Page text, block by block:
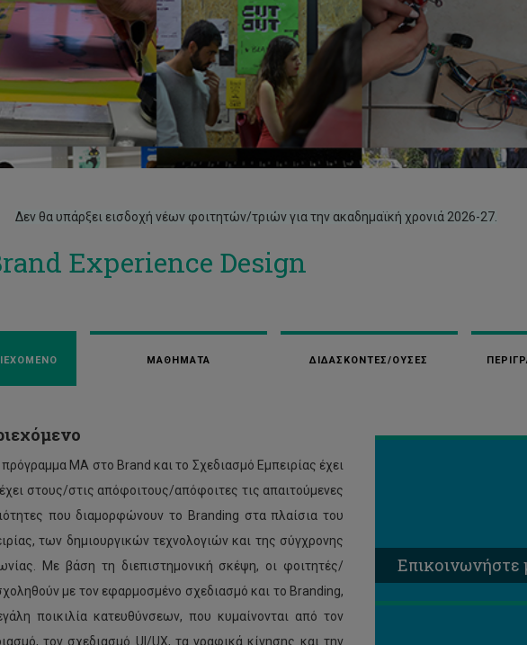
Δεν θα υπάρξει εισδοχή νέων φοιτητών/τριών για την ακαδημαϊκή χρονιά 2026-27.
Experience Design
ΜΑΘΗΜΑΤΑ ΔΙΔΑΣΚΟΝΤΕΣ/ΟΥΣΕΣ
Επικοινωνήστε
MA στο Brand και το Σχεδιασμό Εμπειρίας έχει
στους/στις απόφοιτους/απόφοιτες τις απαιτούμενες
που διαμορφώνουν το Branding στα πλαίσια του
των δημιουργικών τεχνολογιών και της σύγχρονης
Με βάση τη διεπιστημονική σκέψη, οι φοιτητές/
με τον εφαρμοσμένο σχεδιασμό και το Branding,
ποικιλία κατευθύνσεων, που κυμαίνονται από τον
τον σχεδιασμό UI/UX, τα γραφικά κίνησης και την